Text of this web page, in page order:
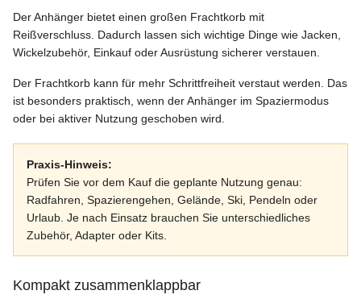
Der Anhänger bietet einen großen Frachtkorb mit
Reißverschluss. Dadurch lassen sich wichtige Dinge wie Jacken,
Wickelzubehör, Einkauf oder Ausrüstung sicherer verstauen.
Der Frachtkorb kann für mehr Schrittfreiheit verstaut werden. Das
ist besonders praktisch, wenn der Anhänger im Spaziermodus
oder bei aktiver Nutzung geschoben wird.
Praxis-Hinweis:
Prüfen Sie vor dem Kauf die geplante Nutzung genau:
Radfahren, Spazierengehen, Gelände, Ski, Pendeln oder
Urlaub. Je nach Einsatz brauchen Sie unterschiedliches
Zubehör, Adapter oder Kits.
Kompakt zusammenklappbar